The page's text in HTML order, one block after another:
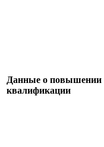
Данные о повышении
квалификации